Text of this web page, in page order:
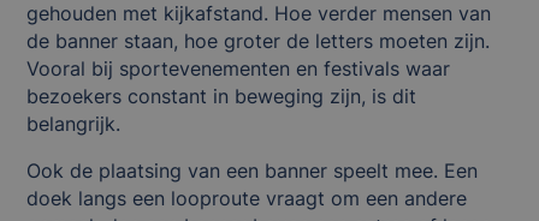
gehouden met kijkafstand. Hoe verder mensen van
de banner staan, hoe groter de letters moeten zijn.
Vooral bij sportevenementen en festivals waar
bezoekers constant in beweging zijn, is dit
belangrijk.
Ook de plaatsing van een banner speelt mee. Een
doek langs een looproute vraagt om een andere